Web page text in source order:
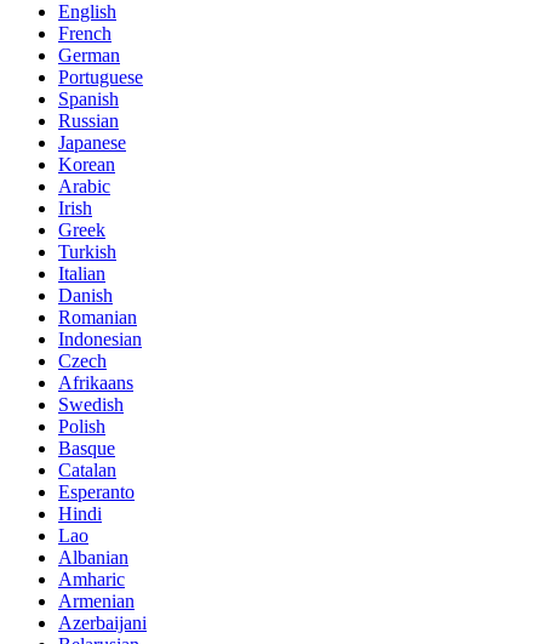
English
French
German
Portuguese
Spanish
Russian
Japanese
Korean
Arabic
Irish
Greek
Turkish
Italian
Danish
Romanian
Indonesian
Czech
Afrikaans
Swedish
Polish
Basque
Catalan
Esperanto
Hindi
Lao
Albanian
Amharic
Armenian
Azerbaijani